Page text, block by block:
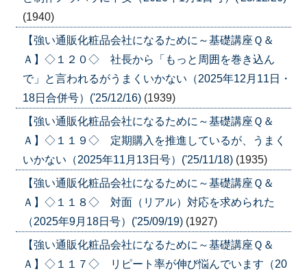
(1940)
【強い通販化粧品会社になるために～基礎講座Ｑ＆
Ａ】◇１２０◇ 社長から「もっと周囲を巻き込ん
で」と言われるがうまくいかない（2025年12月11日・
18日合併号）('25/12/16) (1939)
【強い通販化粧品会社になるために～基礎講座Ｑ＆
Ａ】◇１１９◇ 定期購入を推進しているが、うまく
いかない（2025年11月13日号）('25/11/18) (1935)
【強い通販化粧品会社になるために～基礎講座Ｑ＆
Ａ】◇１１８◇ 対面（リアル）対応を求められた
（2025年9月18日号）('25/09/19) (1927)
【強い通販化粧品会社になるために～基礎講座Ｑ＆
Ａ】◇１１７◇ リピート率が伸び悩んでいます（20